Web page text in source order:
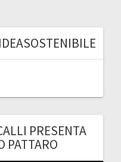
PRESENTA
PATTARO